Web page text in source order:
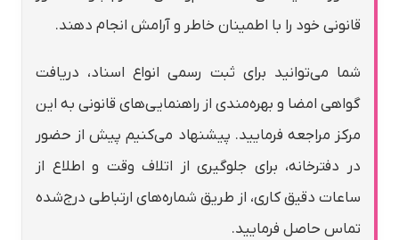
قانونی خود را با اطمینان خاطر و آرامش انجام دهند.
شما می‌توانید برای ثبت رسمی انواع اسناد، دریافت
گواهی امضا و بهره‌مندی از راهنمایی‌های قانونی به این
مرکز مراجعه فرمایید. پیشنهاد می‌کنیم پیش از حضور
در دفترخانه، برای جلوگیری از اتلاف وقت و اطلاع از
ساعات دقیق کاری، از طریق شماره‌های ارتباطی درج‌شده
تماس حاصل فرمایید.